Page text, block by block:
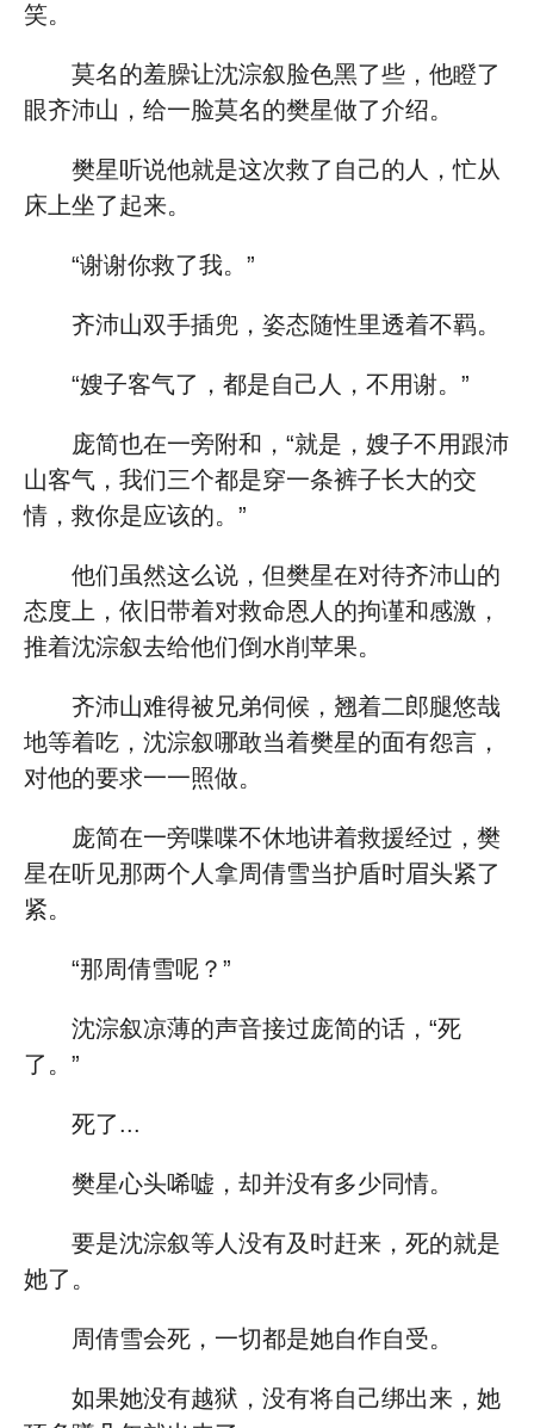
笑。
莫名的羞臊让沈淙叙脸色黑了些，他瞪了
眼齐沛山，给一脸莫名的樊星做了介绍。
樊星听说他就是这次救了自己的人，忙从
床上坐了起来。
“谢谢你救了我。”
齐沛山双手插兜，姿态随性里透着不羁。
“嫂子客气了，都是自己人，不用谢。”
庞简也在一旁附和，“就是，嫂子不用跟沛
山客气，我们三个都是穿一条裤子长大的交
情，救你是应该的。”
他们虽然这么说，但樊星在对待齐沛山的
态度上，依旧带着对救命恩人的拘谨和感激，
推着沈淙叙去给他们倒水削苹果。
齐沛山难得被兄弟伺候，翘着二郎腿悠哉
地等着吃，沈淙叙哪敢当着樊星的面有怨言，
对他的要求一一照做。
庞简在一旁喋喋不休地讲着救援经过，樊
星在听见那两个人拿周倩雪当护盾时眉头紧了
紧。
“那周倩雪呢？”
沈淙叙凉薄的声音接过庞简的话，“死
了。”
死了...
樊星心头唏嘘，却并没有多少同情。
要是沈淙叙等人没有及时赶来，死的就是
她了。
周倩雪会死，一切都是她自作自受。
如果她没有越狱，没有将自己绑出来，她